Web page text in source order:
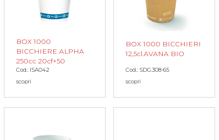
BOX 1000
BICCHIERE ALPHA
250cc 20cf×50
Cod.: ISA042
scopri
BOX 1000 BICCHIERI
12,5cl.AVANA BIO
Cod.: SDG.308-65
scopri